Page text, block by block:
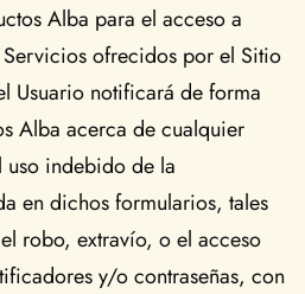
Alba para el acceso a
ofrecidos por el Sitio
Usuario notificará de forma
Alba acerca de cualquier
uso indebido de la
en dichos formularios, tales
robo, extravío, o el acceso
y/o contraseñas, con